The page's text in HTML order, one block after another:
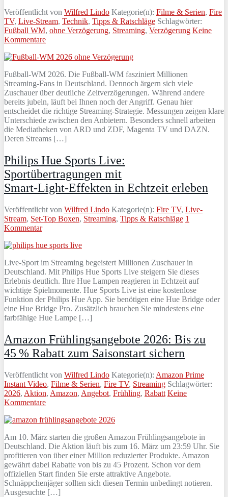
Veröffentlicht von Wilfred Lindo Kategorie(n): Filme & Serien, Fire
TV, Live-Stream, Technik, Tipps & Ratschläge Schlagwörter:
Fußball WM, ohne Verzögerung, Streaming, Verzögerung Keine
Kommentare
Fußball-WM 2026. Die Fußball-WM fasziniert Millionen
Streaming-Fans in Deutschland. Dennoch ärgern sich viele
Zuschauer über deutliche Zeitverzögerungen. Während andere
bereits jubeln, läuft bei Ihnen noch der Angriff. Genau hier
entscheidet die richtige Streaming-Strategie. Messungen zeigen klare
Unterschiede zwischen den Anbietern. Besonders schnell arbeiten
die Mediatheken von ARD und ZDF, Magenta TV und DAZN.
Deren Streams […]
Philips Hue Sports Live:
Sportübertragungen mit
Smart‑Light‑Effekten in Echtzeit erleben
Veröffentlicht von Wilfred Lindo Kategorie(n): Fire TV, Live-
Stream, Set-Top Boxen, Streaming, Tipps & Ratschläge 1
Kommentar
Live‑Sport im Streaming begeistert Millionen Zuschauer in
Deutschland. Mit Philips Hue Sports Live steigern Sie dieses
Erlebnis deutlich. Ihre Hue Lampen reagieren in Echtzeit auf
wichtige Spielmomente. Hue Sports Live ist eine kostenlose
Funktion der Philips Hue App. Sie benötigen eine Hue Bridge oder
eine Hue Bridge Pro. Zusätzlich brauchen Sie mindestens eine
farbfähige Hue Lampe […]
Amazon Frühlingsangebote 2026: Bis zu
45 % Rabatt zum Saisonstart sichern
Veröffentlicht von Wilfred Lindo Kategorie(n): Amazon Prime
Instant Video, Filme & Serien, Fire TV, Streaming Schlagwörter:
2026, Aktion, Amazon, Angebot, Frühling, Rabatt Keine
Kommentare
Am 10. März starten die großen Amazon Frühlingsangebote in
Deutschland. Die Aktion läuft bis zum 16. März um 23:59 Uhr. Sie
profitieren von über einer Million reduzierter Produkte. Amazon
gewährt dabei Rabatte von bis zu 45 Prozent. Schon vor dem
offiziellen Start finden Sie erste attraktive Angebote.
Schnäppchenjäger sollten sich diesen Termin unbedingt notieren.
Ausgesuchte […]